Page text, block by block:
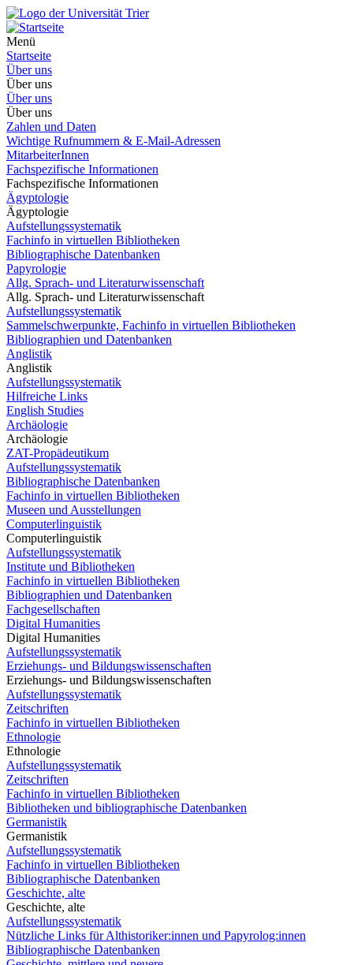
Menü
Startseite
Über uns
Über uns
Über uns
Über uns
Zahlen und Daten
Wichtige Rufnummern & E-Mail-Adressen
MitarbeiterInnen
Fachspezifische Informationen
Fachspezifische Informationen
Ägyptologie
Ägyptologie
Aufstellungssystematik
Fachinfo in virtuellen Bibliotheken
Bibliographische Datenbanken
Papyrologie
Allg. Sprach- und Literaturwissenschaft
Allg. Sprach- und Literaturwissenschaft
Aufstellungssystematik
Sammelschwerpunkte, Fachinfo in virtuellen Bibliotheken
Bibliographien und Datenbanken
Anglistik
Anglistik
Aufstellungssystematik
Hilfreiche Links
English Studies
Archäologie
Archäologie
ZAT-Propädeutikum
Aufstellungssystematik
Bibliographische Datenbanken
Fachinfo in virtuellen Bibliotheken
Museen und Ausstellungen
Computerlinguistik
Computerlinguistik
Aufstellungssystematik
Institute und Bibliotheken
Fachinfo in virtuellen Bibliotheken
Bibliographien und Datenbanken
Fachgesellschaften
Digital Humanities
Digital Humanities
Aufstellungssystematik
Erziehungs- und Bildungswissenschaften
Erziehungs- und Bildungswissenschaften
Aufstellungssystematik
Zeitschriften
Fachinfo in virtuellen Bibliotheken
Ethnologie
Ethnologie
Aufstellungssystematik
Zeitschriften
Fachinfo in virtuellen Bibliotheken
Bibliotheken und bibliographische Datenbanken
Germanistik
Germanistik
Aufstellungssystematik
Fachinfo in virtuellen Bibliotheken
Bibliographische Datenbanken
Geschichte, alte
Geschichte, alte
Aufstellungssystematik
Nützliche Links für Althistoriker:innen und Papyrolog:innen
Bibliographische Datenbanken